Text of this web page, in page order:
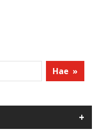
Hae »